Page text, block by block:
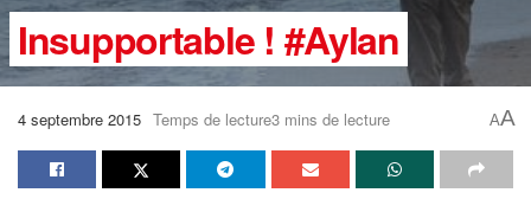
Insupportable ! #Aylan
4 septembre 2015 Temps de lecture3 mins de lecture AA